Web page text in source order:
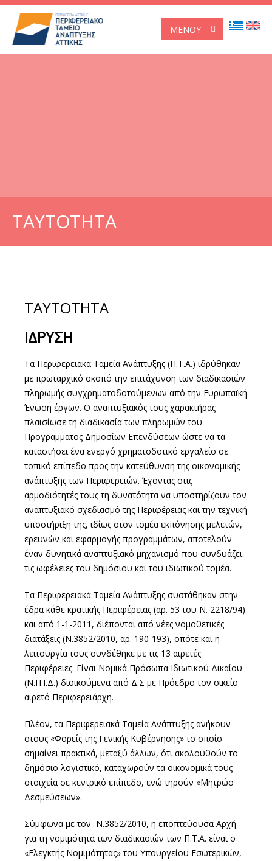
ΜΕΝΟΎ
ΤΑΥΤΟΤΗΤΑ
ΤΑΥΤΟΤΗΤΑ
ΙΔΡΥΣΗ
Τα Περιφερειακά Ταμεία Ανάπτυξης (Π.Τ.Α.) ιδρύθηκαν
με πρωταρχικό σκοπό την επιτάχυνση των διαδικασιών
πληρωμής συγχρηματοδοτούμενων από την Ευρωπαϊκή
Ένωση έργων. Ο αναπτυξιακός τους χαρακτήρας
πλαισίωσε τη διαδικασία των πληρωμών του
Προγράμματος Δημοσίων Επενδύσεων ώστε να τα
καταστήσει ένα ενεργό χρηματοδοτικό εργαλείο σε
τοπικό επίπεδο προς την κατεύθυνση της οικονομικής
ανάπτυξης των Περιφερειών. Έχοντας στις
αρμοδιότητές τους τη δυνατότητα να υποστηρίζουν τον
αναπτυξιακό σχεδιασμό της Περιφέρειας και την τεχνική
υποστήριξη της, ιδίως στον τομέα εκπόνησης μελετών,
ερευνών και εφαρμογής προγραμμάτων, αποτελούν
έναν δυνητικά αναπτυξιακό μηχανισμό που συνδυάζει
τις ωφέλειες του δημόσιου και του ιδιωτικού τομέα.
Τα Περιφερειακά Ταμεία Ανάπτυξης συστάθηκαν στην
έδρα κάθε κρατικής Περιφέρειας (αρ. 53 του Ν. 2218/94)
και από 1-1-2011, διέπονται από νέες νομοθετικές
διατάξεις (Ν.3852/2010, αρ. 190-193), οπότε και η
λειτουργία τους συνδέθηκε με τις 13 αιρετές
Περιφέρειες. Είναι Νομικά Πρόσωπα Ιδιωτικού Δικαίου
(Ν.Π.Ι.Δ.) διοικούμενα από Δ.Σ με Πρόεδρο τον οικείο
αιρετό Περιφερειάρχη.
Πλέον, τα Περιφερειακά Ταμεία Ανάπτυξης ανήκουν
στους «Φορείς της Γενικής Κυβέρνησης» το οποίο
σημαίνει πρακτικά, μεταξύ άλλων, ότι ακολουθούν το
δημόσιο λογιστικό, καταχωρούν τα οικονομικά τους
στοιχεία σε κεντρικό επίπεδο, ενώ τηρούν «Μητρώο
Δεσμεύσεων».
Σύμφωνα με τον Ν.3852/2010, η εποπτεύουσα Αρχή
για τη νομιμότητα των διαδικασιών των Π.Τ.Α. είναι ο
«Ελεγκτής Νομιμότητας» του Υπουργείου Εσωτερικών,